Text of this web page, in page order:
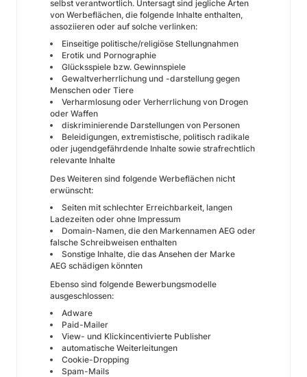
selbst verantwortlich. Untersagt sind jegliche Arten
von Werbeflächen, die folgende Inhalte enthalten,
assoziieren oder auf solche verlinken:
Einseitige politische/religiöse Stellungnahmen
Erotik und Pornographie
Glücksspiele bzw. Gewinnspiele
Gewaltverherrlichung und -darstellung gegen
Menschen oder Tiere
Verharmlosung oder Verherrlichung von Drogen
oder Waffen
diskriminierende Darstellungen von Personen
Beleidigungen, extremistische, politisch radikale
oder jugendgefährdende Inhalte sowie strafrechtlich
relevante Inhalte
Des Weiteren sind folgende Werbeflächen nicht
erwünscht:
Seiten mit schlechter Erreichbarkeit, langen
Ladezeiten oder ohne Impressum
Domain-Namen, die den Markennamen AEG oder
falsche Schreibweisen enthalten
Sonstige Inhalte, die das Ansehen der Marke
AEG schädigen könnten
Ebenso sind folgende Bewerbungsmodelle
ausgeschlossen:
Adware
Paid-Mailer
View- und Klickincentivierte Publisher
automatische Weiterleitungen
Cookie-Dropping
Spam-Mails